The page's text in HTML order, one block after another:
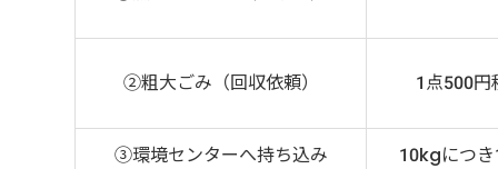
②粗大ごみ（回収依頼） 1点500円
③環境センターへ持ち込み 10kgにつ